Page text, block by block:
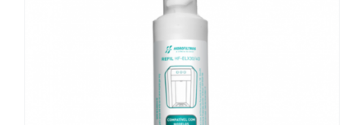
Contato